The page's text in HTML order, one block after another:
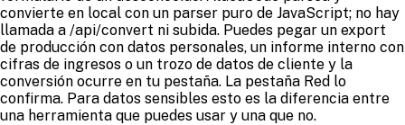
convierte en local con un parser puro de JavaScript; no hay
llamada a /api/convert ni subida. Puedes pegar un export
de producción con datos personales, un informe interno con
cifras de ingresos o un trozo de datos de cliente y la
conversión ocurre en tu pestaña. La pestaña Red lo
confirma. Para datos sensibles esto es la diferencia entre
una herramienta que puedes usar y una que no.